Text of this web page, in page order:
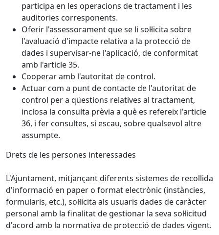
participa en les operacions de tractament i les
auditories corresponents.
Oferir l'assessorament que se li sol·licita sobre
l'avaluació d'impacte relativa a la protecció de
dades i supervisar-ne l'aplicació, de conformitat
amb l'article 35.
Cooperar amb l'autoritat de control.
Actuar com a punt de contacte de l'autoritat de
control per a qüestions relatives al tractament,
inclosa la consulta prèvia a què es refereix l'article
36, i fer consultes, si escau, sobre qualsevol altre
assumpte.
Drets de les persones interessades
L'Ajuntament, mitjançant diferents sistemes de recollida
d'informació en paper o format electrònic (instàncies,
formularis, etc.), sol·licita als usuaris dades de caràcter
personal amb la finalitat de gestionar la seva sol·licitud
d'acord amb la normativa de protecció de dades vigent.